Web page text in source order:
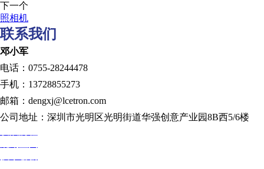
下一个
照相机
联系我们
邓小军
电话：0755-28244478
手机：13728855273
邮箱：dengxj@lcetron.com
公司地址：深圳市光明区光明街道华强创意产业园8B西5/6楼